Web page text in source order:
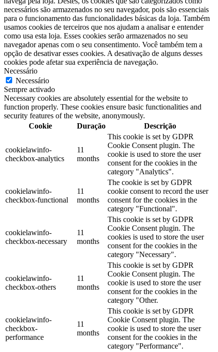
necessários são armazenados no seu navegador, pois são essenciais
para o funcionamento das funcionalidades básicas da loja. Também
usamos cookies de terceiros que nos ajudam a analisar e entender
como usa esta loja. Esses cookies serão armazenados no seu
navegador apenas com o seu consentimento. Você também tem a
opção de desativar esses cookies. A desativação de alguns desses
cookies pode afetar sua experiência de navegação.
Necessário
Necessário
Sempre activado
Necessary cookies are absolutely essential for the website to
function properly. These cookies ensure basic functionalities and
security features of the website, anonymously.
Cookie
Duração Descrição
cookielawinfo-
checkbox-analytics
11
months
This cookie is set by GDPR
Cookie Consent plugin. The
cookie is used to store the user
consent for the cookies in the
category "Analytics".
cookielawinfo-
checkbox-functional
11
months
The cookie is set by GDPR
cookie consent to record the user
consent for the cookies in the
category "Functional".
cookielawinfo-
checkbox-necessary
11
months
This cookie is set by GDPR
Cookie Consent plugin. The
cookies is used to store the user
consent for the cookies in the
category "Necessary".
cookielawinfo-
checkbox-others
11
months
This cookie is set by GDPR
Cookie Consent plugin. The
cookie is used to store the user
consent for the cookies in the
category "Other.
cookielawinfo-
checkbox-
performance
11
months
This cookie is set by GDPR
Cookie Consent plugin. The
cookie is used to store the user
consent for the cookies in the
category "Performance".